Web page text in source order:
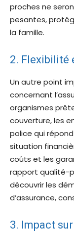
proches ne
pesantes,
la famille.
2. Flexibilité
Un autre point
concernant
organismes
couverture, les
police qui
situation
coûts et les
rapport qualité-
découvrir les
d’assurance,
3. Impact